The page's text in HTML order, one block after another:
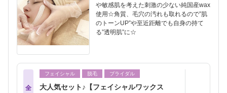
や敏感肌を考えた刺激の少ない純国産wax
使用☆角質、毛穴の汚れも取れるので”肌
のトーンUP”や至近距離でも自身の持て
る”透明肌”に☆
全
フェイシャル 脱毛 ブライダル
大人気セット♪【フェイシャルワックス